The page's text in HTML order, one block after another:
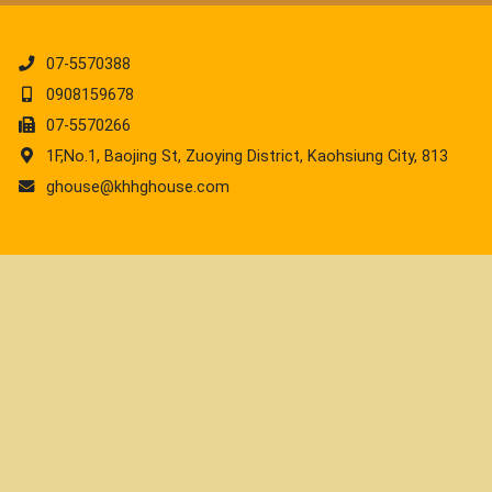
07-5570388
0908159678
07-5570266
1F,No.1, Baojing St, Zuoying District, Kaohsiung City, 813
ghouse@khhghouse.com